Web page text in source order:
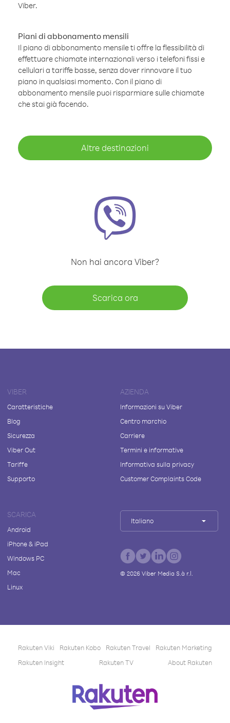
Viber.
Piani di abbonamento mensili
Il piano di abbonamento mensile ti offre la flessibilità di
effettuare chiamate internazionali verso i telefoni fissi e
cellulari a tariffe basse, senza dover rinnovare il tuo
piano in qualsiasi momento. Con il piano di
abbonamento mensile puoi risparmiare sulle chiamate
che stai già facendo.
Altre destinazioni
Non hai ancora Viber?
Scarica ora
VIBER
Caratteristiche
Blog
Sicurezza
Viber Out
Tariffe
Supporto
AZIENDA
Informazioni su Viber
Centro marchio
Carriere
Termini e informative
Informativa sulla privacy
Customer Complaints Code
SCARICA
Android
iPhone & iPad
Windows PC
Mac
Linux
Italiano
© 2026Viber Media S.à r.l.
Rakuten Viki Rakuten Kobo Rakuten Travel
Rakuten Marketing
Rakuten Insight
Rakuten TV About Rakuten